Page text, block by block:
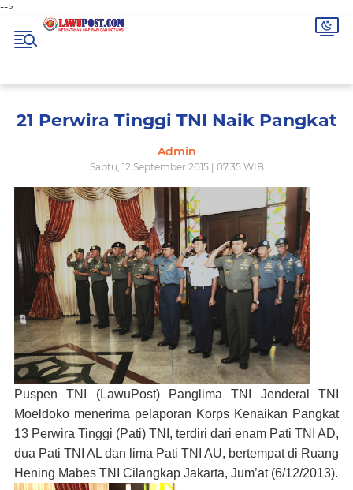
-->
21 Perwira Tinggi TNI Naik Pangkat
Admin
Sabtu, 12 September 2015 | 07.35 WIB
Puspen TNI (LawuPost)
Panglima TNI Jenderal TNI
Moeldoko menerima pelaporan Korps Kenaikan Pangkat
13 Perwira Tinggi (Pati) TNI, terdiri dari enam Pati TNI AD,
dua Pati TNI AL dan lima Pati TNI AU, bertempat di Ruang
Hening Mabes TNI Cilangkap Jakarta, Jum’at (6/12/2013).